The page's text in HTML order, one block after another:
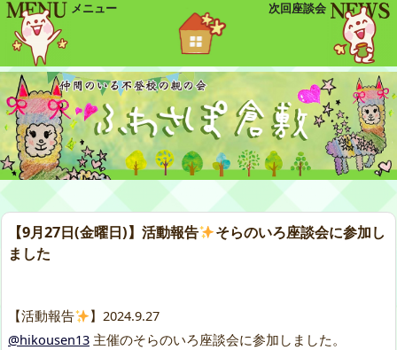
【9月27日(金曜日)】活動報告
そらのいろ座談会に参加し
ました
【活動報告
】2024.9.27
@hikousen13 主催のそらのいろ座談会に参加しました。
メニュー 次回座談会